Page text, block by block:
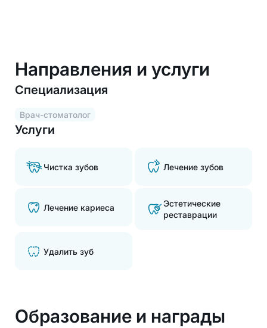
Направления и услуги
Специализация
Врач-стоматолог
Услуги
Чистка зубов Лечение зубов
Лечение кариеса
Эстетические
реставрации
Удалить зуб
Образование и награды